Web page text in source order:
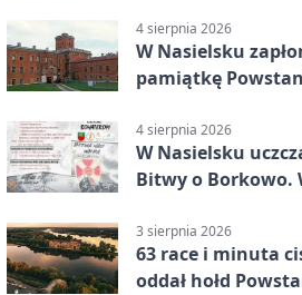
4 sierpnia 2026
W Nasielsku
pamiątkę
4 sierpnia 2026
W Nasielsku
Bitwy o Borkowo.
3 sierpnia 2026
63 race i minuta
oddał hołd